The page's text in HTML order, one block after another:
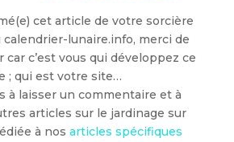
cet article de votre sorcière
lunaire.info, merci de
car c’est vous qui développez ce
; qui est votre site…
à laisser un commentaire et à
articles sur le jardinage sur
à nos articles spécifiques